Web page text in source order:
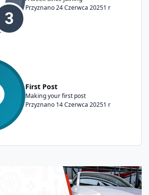
Przyznano24 Czerwca 20251 r
First Post
Making your first post
Przyznano 14 Czerwca 20251 r